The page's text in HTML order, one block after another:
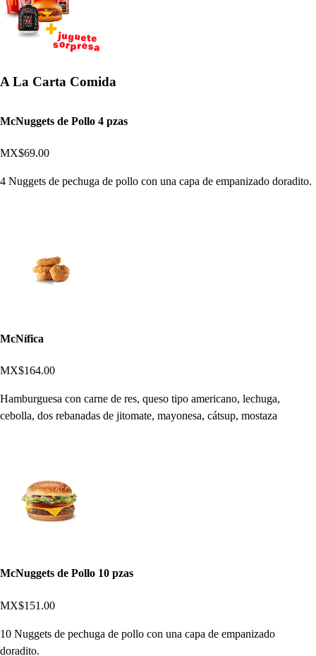
A La Carta Comida
McNuggets de Pollo 4 pzas
MX$69.00
4 Nuggets de pechuga de pollo con una capa de empanizado doradito.
McNífica
MX$164.00
Hamburguesa con carne de res, queso tipo americano, lechuga,
cebolla, dos rebanadas de jitomate, mayonesa, cátsup, mostaza
McNuggets de Pollo 10 pzas
MX$151.00
10 Nuggets de pechuga de pollo con una capa de empanizado
doradito.